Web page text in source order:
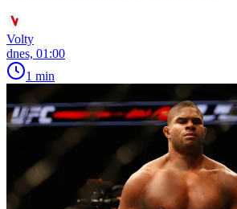
Volty
dnes, 01:00
1 min